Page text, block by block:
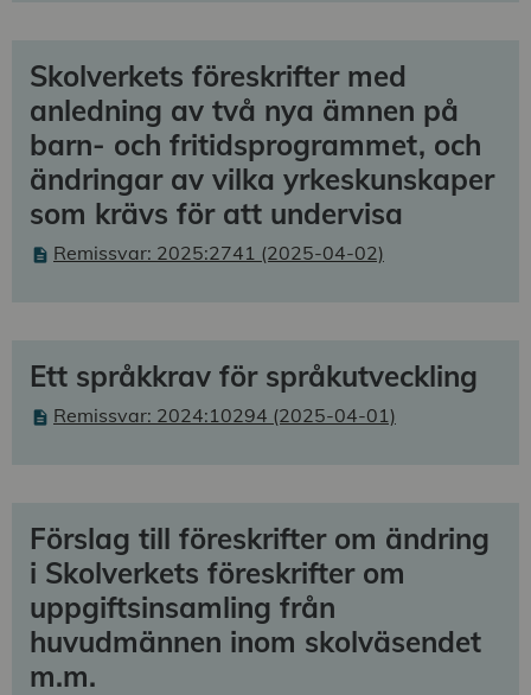
Skolverkets föreskrifter med
anledning av två nya ämnen på
barn- och fritidsprogrammet, och
ändringar av vilka yrkeskunskaper
som krävs för att undervisa
Remissvar: 2025:2741 (2025-04-02)
Ett språkkrav för språkutveckling
Remissvar: 2024:10294 (2025-04-01)
Förslag till föreskrifter om ändring
i Skolverkets föreskrifter om
uppgiftsinsamling från
huvudmännen inom skolväsendet
m.m.